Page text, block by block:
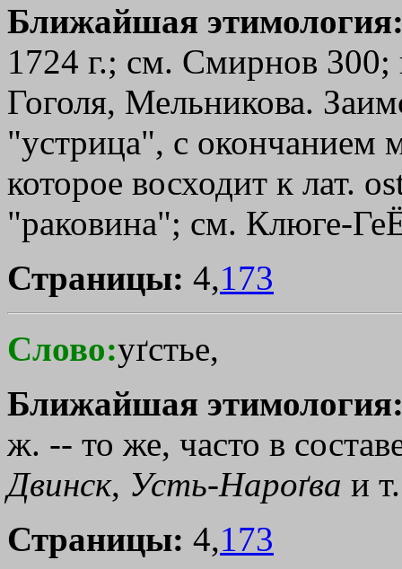
Ближайшая
1724 г.; см. Смирнов 300;
Гоголя, Мельникова.
"устрица", с окончанием
которое восходит к лат.
"раковина"; см. Клюге-
Страницы: 4,173
Слово:уґстье,
Ближайшая
ж. -- то же, часто в
Двинск, Усть-Нароґва и
Страницы: 4,173